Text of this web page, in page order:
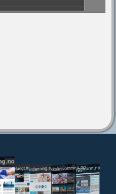
svomlangt.noutdanning.svomming.no
skolesvommen.notryggivann.no